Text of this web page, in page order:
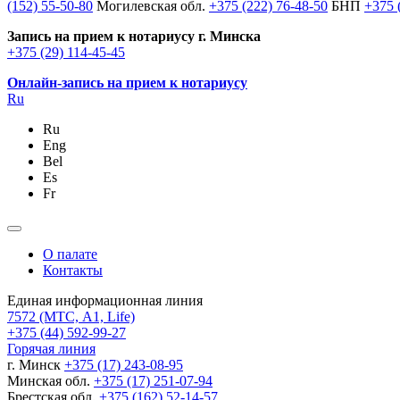
(152) 55-50-80 Могилевская обл. +375 (222) 76-48-50 БНП +375
Запись на прием к нотариусу г. Минска
+375 (29) 114-45-45
Онлайн-запись на прием к нотариусу
Ru
Ru
Eng
Bel
Es
Fr
О палате
Контакты
Единая информационная линия
7572 (МТС, A1, Life)
+375 (44) 592-99-27
Горячая линия
г. Минск +375 (17) 243-08-95
Минская обл. +375 (17) 251-07-94
Брестская обл. +375 (162) 52-14-57